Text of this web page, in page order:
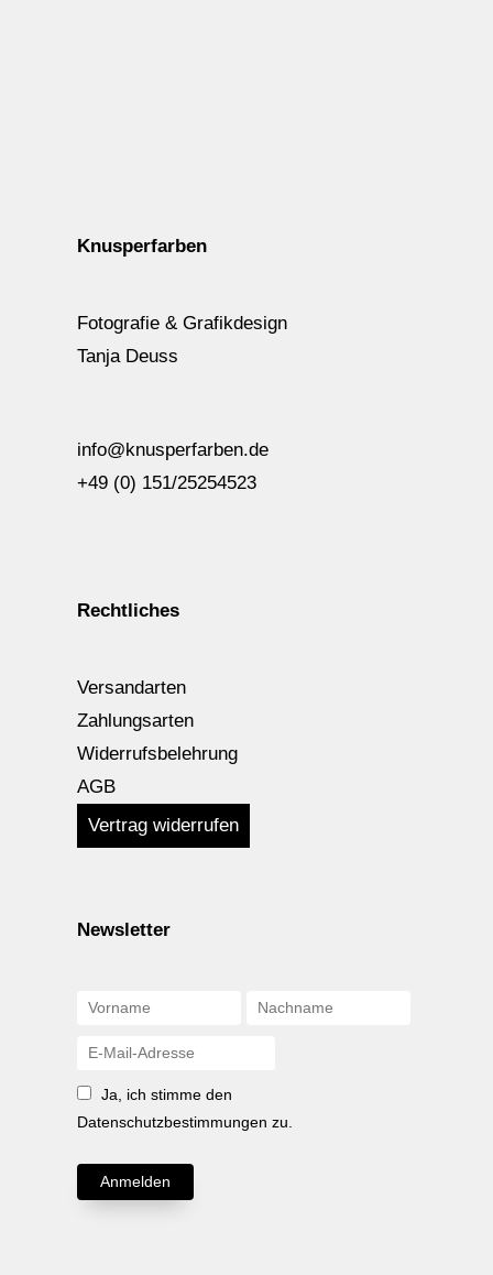
Knusperfarben
Fotografie & Grafikdesign
Tanja Deuss
info@knusperfarben.de
+49 (0) 151/25254523
Rechtliches
Versandarten
Zahlungsarten
Widerrufsbelehrung
AGB
Vertrag widerrufen
Newsletter
Ja, ich stimme den
Datenschutzbestimmungen zu.
Anmelden